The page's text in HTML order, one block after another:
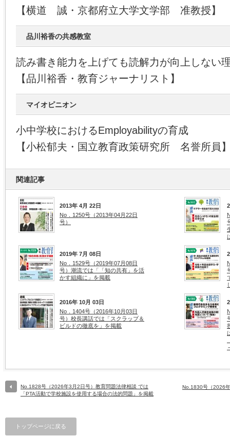
【横道 誠・京都府立大学文学部 准教授】
品川裕香の共感教室
読み書き能力を上げても読解力が向上しない
【品川裕香・教育ジャーナリスト】
マイオピニオン
小中学校におけるEmployabilityの育成
【小松郁夫・国立教育政策研究所 名誉所員
関連記事
2013年 4月 22日
No．1250号（2013年04月22日
号）
2019年 7月 08日
No．1529号（2019年07月08日
号）潮流では「「知の共有」を活
かす組織に」を掲載
2016年 10月 03日
No．1404号（2016年10月03日
号）校長講話では「スクラップ＆
ビルドの徹底を」を掲載
No.1828号（2026年3月2日号）教育問題法律相談 では
「PTA活動で学校施設を使用する場合の法的問題」を掲載
No.1830号（2026
トップページに戻る